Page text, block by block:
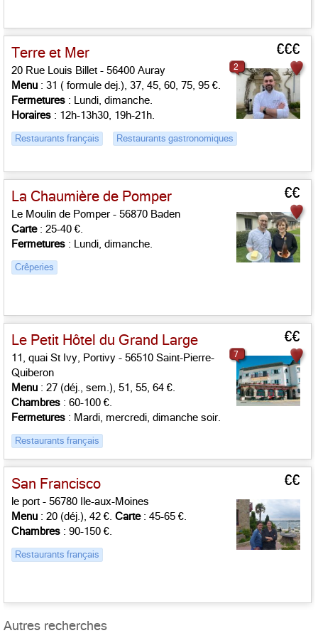
Terre et Mer €€€
20 Rue Louis Billet - 56400 Auray
Menu : 31 ( formule dej.), 37, 45, 60, 75, 95 €.
Fermetures : Lundi, dimanche.
Horaires : 12h-13h30, 19h-21h.
2
Restaurants français Restaurants gastronomiques
La Chaumière de Pomper €€
Le Moulin de Pomper - 56870 Baden
Carte: 25-40 €.
Fermetures : Lundi, dimanche.
Crêperies
Le Petit Hôtel du Grand Large €€
11, quai St Ivy, Portivy - 56510 Saint-Pierre-
Quiberon
Menu : 27 (déj., sem.), 51, 55, 64 €.
Chambres : 60-100 €.
Fermetures : Mardi, mercredi, dimanche soir.
7
Restaurants français
San Francisco €€
le port - 56780 Ile-aux-Moines
Menu : 20 (déj.), 42 €. Carte: 45-65 €.
Chambres : 90-150 €.
Restaurants français
Autres recherches